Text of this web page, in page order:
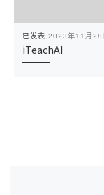
已发表 2023年11月28
iTeachAI